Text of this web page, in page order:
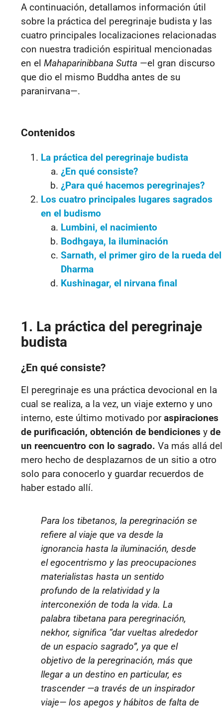
A continuación, detallamos información útil
sobre la práctica del peregrinaje budista y las
cuatro principales localizaciones relacionadas
con nuestra tradición espiritual mencionadas
en el Mahaparinibbana Sutta —el gran discurso
que dio el mismo Buddha antes de su
paranirvana—.
Contenidos
La práctica del peregrinaje budista
¿En qué consiste?
¿Para qué hacemos peregrinajes?
Los cuatro principales lugares sagrados
en el budismo
Lumbini, el nacimiento
Bodhgaya, la iluminación
Sarnath, el primer giro de la rueda del
Dharma
Kushinagar, el nirvana final
1. La práctica del peregrinaje
budista
¿En qué consiste?
El peregrinaje es una práctica devocional en la
cual se realiza, a la vez, un viaje externo y uno
interno, este último motivado poraspiraciones
de purificación, obtención de bendiciones y de
un reencuentro con lo sagrado. Va más allá del
mero hecho de desplazarnos de un sitio a otro
solo para conocerlo y guardar recuerdos de
haber estado allí.
Para los tibetanos, la peregrinación se
refiere al viaje que va desde la
ignorancia hasta la iluminación, desde
el egocentrismo y las preocupaciones
materialistas hasta un sentido
profundo de la relatividad y la
interconexión de toda la vida. La
palabra tibetana para peregrinación,
nekhor, significa “dar vueltas alrededor
de un espacio sagrado”, ya que el
objetivo de la peregrinación, más que
llegar a un destino en particular, es
trascender —a través de un inspirador
viaje— los apegos y hábitos de falta de